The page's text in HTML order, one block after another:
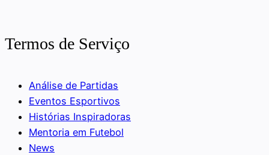
Termos de Serviço
Análise de Partidas
Eventos Esportivos
Histórias Inspiradoras
Mentoria em Futebol
News